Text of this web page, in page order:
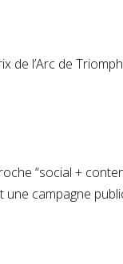
de l’Arc de
“social +
campagne